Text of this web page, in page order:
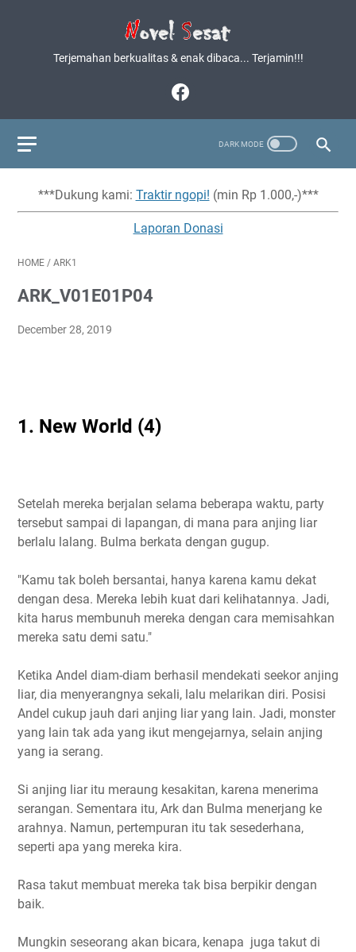
Terjemahan berkualitas & enak dibaca... Terjamin!!!
***Dukung kami: Traktir ngopi! (min Rp 1.000,-)***
Laporan Donasi
HOME / ARK1
ARK_V01E01P04
December 28, 2019
1. New World (4)
Setelah mereka berjalan selama beberapa waktu, party
tersebut sampai di lapangan, di mana para anjing liar
berlalu lalang. Bulma berkata dengan gugup.
"Kamu tak boleh bersantai, hanya karena kamu dekat
dengan desa. Mereka lebih kuat dari kelihatannya. Jadi,
kita harus membunuh mereka dengan cara memisahkan
mereka satu demi satu."
Ketika Andel diam-diam berhasil mendekati seekor anjing
liar, dia menyerangnya sekali, lalu melarikan diri. Posisi
Andel cukup jauh dari anjing liar yang lain. Jadi, monster
yang lain tak ada yang ikut mengejarnya, selain anjing
yang ia serang.
Si anjing liar itu meraung kesakitan, karena menerima
serangan. Sementara itu, Ark dan Bulma menerjang ke
arahnya. Namun, pertempuran itu tak sesederhana,
seperti apa yang mereka kira.
Rasa takut membuat mereka tak bisa berpikir dengan
baik.
Mungkin seseorang akan bicara, kenapa juga takut di